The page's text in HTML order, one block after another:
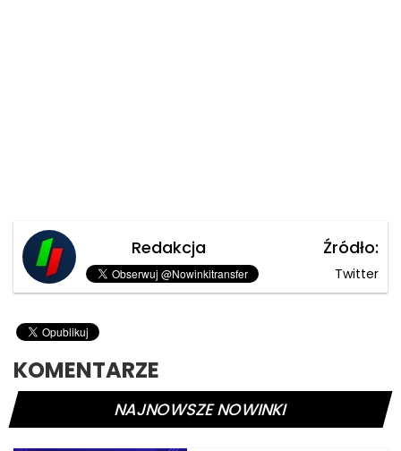
Redakcja Źródło:
Twitter
KOMENTARZE
NAJNOWSZE NOWINKI